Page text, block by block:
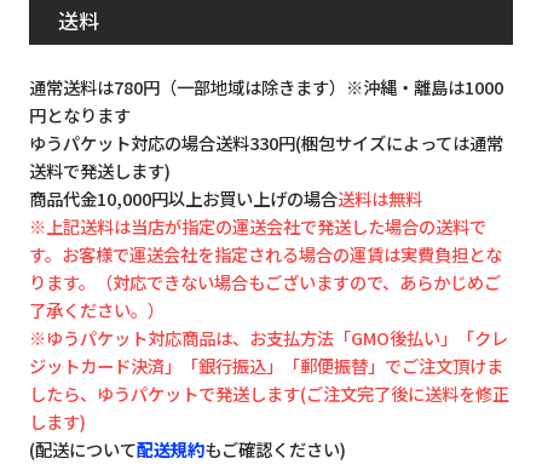
送料
通常送料は780円（一部地域は除きます）※沖縄・離島は1000
円となります
ゆうパケット対応の場合送料330円(梱包サイズによっては通常
送料で発送します)
商品代金10,000円以上お買い上げの場合送料は無料
※上記送料は当店が指定の運送会社で発送した場合の送料で
す。お客様で運送会社を指定される場合の運賃は実費負担とな
ります。（対応できない場合もございますので、あらかじめご
了承ください。）
※ゆうパケット対応商品は、お支払方法「GMO後払い」「クレ
ジットカード決済」「銀行振込」「郵便振替」でご注文頂けま
したら、ゆうパケットで発送します(ご注文完了後に送料を修正
します)
(配送について配送規約もご確認ください)